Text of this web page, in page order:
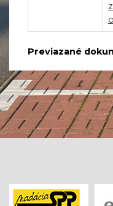
Previazané